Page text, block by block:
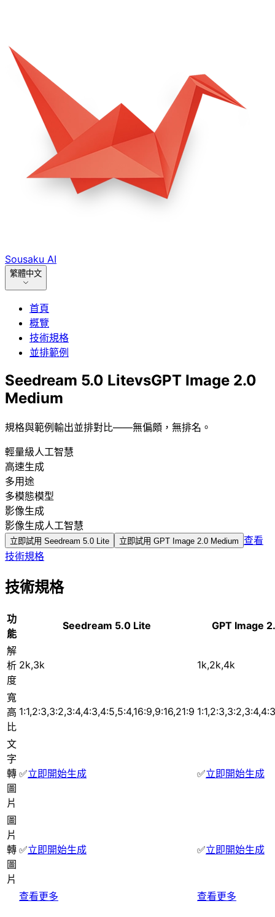
Sousaku AI
繁體中文
首頁
概覽
技術規格
並排範例
Seedream 5.0 LitevsGPT Image 2.0
Medium
規格與範例輸出並排對比——無偏頗，無排名。
輕量級人工智慧
高速生成
多用途
多模態模型
影像生成
影像生成人工智慧
立即試用 Seedream 5.0 Lite 立即試用 GPT Image 2.0 Medium
查看
技術規格
技術規格
功
能
Seedream 5.0 Lite GPT Image
解
析
度
2k,3k 1k,2k,4k
寬
高
比
1:1,2:3,3:2,3:4,4:3,4:5,5:4,16:9,9:16,21:9
文
字
轉
圖
片
✅立即開始生成 ✅立即開始生成
圖
片
轉
圖
片
✅立即開始生成 ✅立即開始生成
查看更多 查看更多